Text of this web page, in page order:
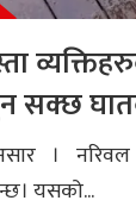
सक्छ
। नरिवल
यसको...